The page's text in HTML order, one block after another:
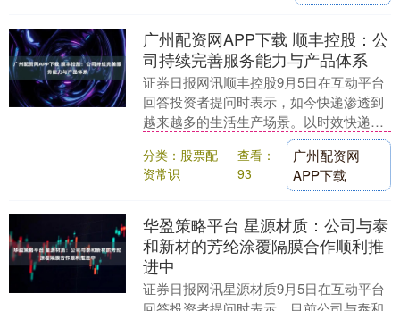
广州配资网APP下载 顺丰控股：公
司持续完善服务能力与产品体系
证券日报网讯顺丰控股9月5日在互动平台
回答投资者提问时表示，如今快递渗透到
越来越多的生活生产场景。以时效快递业
务为例，件量覆盖不仅包括传统认知的商
务文件寄递，还....
分类：股票配
资常识
查看：
93
广州配资网
APP下载
华盈策略平台 星源材质：公司与泰
和新材的芳纶涂覆隔膜合作顺利推
进中
证券日报网讯星源材质9月5日在互动平台